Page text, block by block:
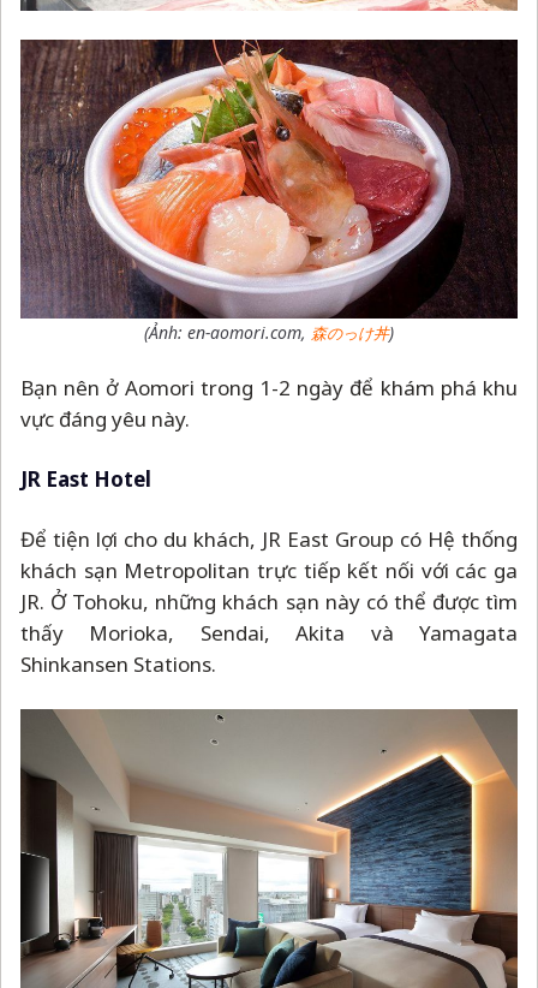
(Ảnh: en-aomori.com, 森のっけ丼)
Bạn nên ở Aomori trong 1-2 ngày để khám phá khu
vực đáng yêu này.
JR East Hotel
Để tiện lợi cho du khách, JR East Group có Hệ thống
khách sạn Metropolitan trực tiếp kết nối với các ga
JR. Ở Tohoku, những khách sạn này có thể được tìm
thấy Morioka, Sendai, Akita và Yamagata
Shinkansen Stations.